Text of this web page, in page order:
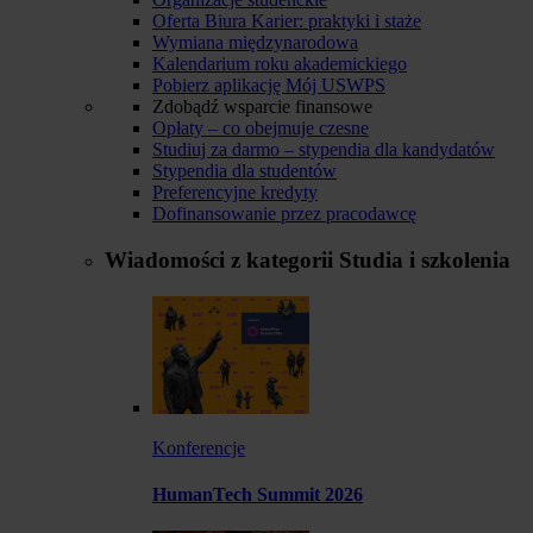
Oferta Biura Karier: praktyki i staże
Wymiana międzynarodowa
Kalendarium roku akademickiego
Pobierz aplikację Mój USWPS
Zdobądź wsparcie finansowe
Opłaty – co obejmuje czesne
Studiuj za darmo – stypendia dla kandydatów
Stypendia dla studentów
Preferencyjne kredyty
Dofinansowanie przez pracodawcę
Wiadomości z kategorii Studia i szkolenia
Konferencje
HumanTech Summit 2026